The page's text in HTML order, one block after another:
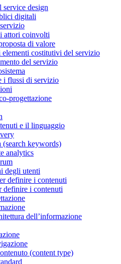
service design
digitali
attori coinvolti
di valore
elementi costitutivi del servizio
del servizio
i flussi di servizio
progettazione
e il linguaggio
keywords)
analytics
degli utenti
definire i contenuti
definire i contenuti
dell’informazione
(content type)